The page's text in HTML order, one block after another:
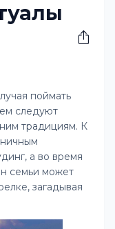
поймать
следуют
традициям. К
а во время
семьи может
загадывая